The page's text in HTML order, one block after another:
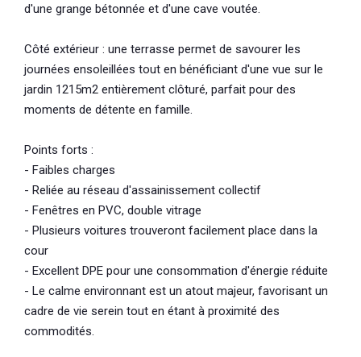
d'une grange bétonnée et d'une cave voutée.
Côté extérieur : une terrasse permet de savourer les
journées ensoleillées tout en bénéficiant d'une vue sur le
jardin 1215m2 entièrement clôturé, parfait pour des
moments de détente en famille.
Points forts :
- Faibles charges
- Reliée au réseau d'assainissement collectif
- Fenêtres en PVC, double vitrage
- Plusieurs voitures trouveront facilement place dans la
cour
- Excellent DPE pour une consommation d'énergie réduite
- Le calme environnant est un atout majeur, favorisant un
cadre de vie serein tout en étant à proximité des
commodités.